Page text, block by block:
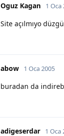
Oguz Kagan 1 Oca
Site açılmıyo
abow 1 Oca 2005
buradan da
adigeserdar 1 Oca